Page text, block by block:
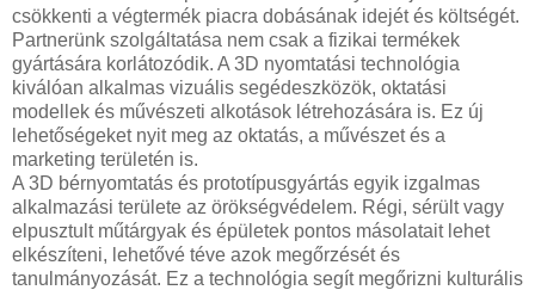
csökkenti a végtermék piacra dobásának idejét és költségét.
Partnerünk szolgáltatása nem csak a fizikai termékek
gyártására korlátozódik. A 3D nyomtatási technológia
kiválóan alkalmas vizuális segédeszközök, oktatási
modellek és művészeti alkotások létrehozására is. Ez új
lehetőségeket nyit meg az oktatás, a művészet és a
marketing területén is.
A 3D bérnyomtatás és prototípusgyártás egyik izgalmas
alkalmazási területe az örökségvédelem. Régi, sérült vagy
elpusztult műtárgyak és épületek pontos másolatait lehet
elkészíteni, lehetővé téve azok megőrzését és
tanulmányozását. Ez a technológia segít megőrizni kulturális